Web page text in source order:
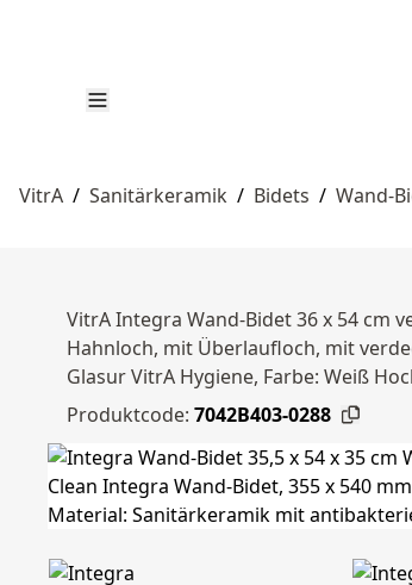
VitrA / Sanitärkeramik / Bidets / Wand-
VitrA Integra Wand-Bidet 36 x 54 cm
Hahnloch, mit Überlaufloch, mit
Glasur VitrA Hygiene, Farbe: Weiß
Produktcode: 7042B403-0288